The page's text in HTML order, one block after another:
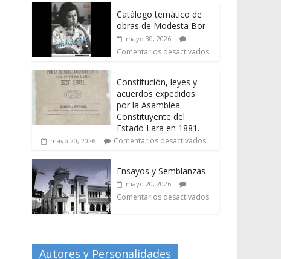
Catálogo temático de
obras de Modesta Bor
mayo 30, 2026
Comentarios desactivados
Constitución, leyes y
acuerdos expedidos
por la Asamblea
Constituyente del
Estado Lara en 1881.
mayo 20, 2026 Comentarios desactivados
Ensayos y Semblanzas
mayo 20, 2026
Comentarios desactivados
Autores y Personalidades